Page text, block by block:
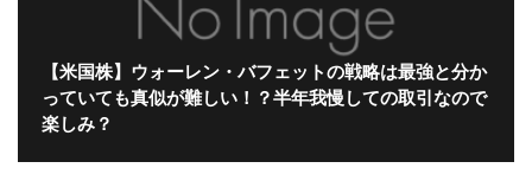
【米国株】ウォーレン・バフェットの戦略は最強と分か
っていても真似が難しい！？半年我慢しての取引なので
楽しみ？